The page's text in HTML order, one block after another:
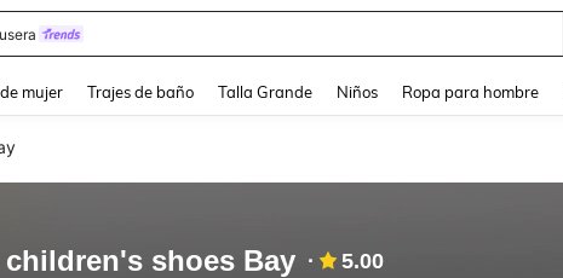
mujer Trajes de baño Talla Grande Niños Ropa para hombre
shoes Bay 5.00